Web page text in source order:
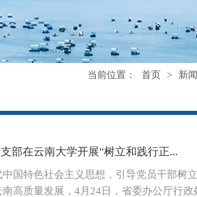
当前位置： 首页 > 新
部在云南大学开展“树立和践行正...
国特色社会主义思想，引导党员干部树
高质量发展，4月24日，省委办公厅行